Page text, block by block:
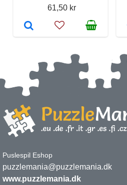
61,50 kr
Puslespil Eshop
puzzlemania@puzzlemania.dk
www.puzzlemania.dk